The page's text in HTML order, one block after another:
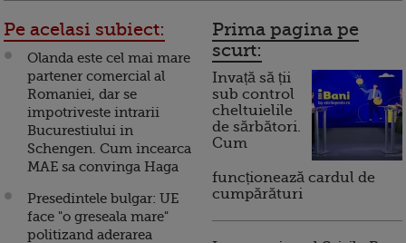
Pe acelasi subiect:
Olanda este cel mai mare
partener comercial al
Romaniei, dar se
impotriveste intrarii
Bucurestiului in
Schengen. Cum incearca
MAE sa convinga Haga
Presedintele bulgar: UE
face "o greseala mare"
politizand aderarea
Prima pagina pe
scurt:
Invață să ții
sub control
cheltuielile
de sărbători.
Cum
funcționează cardul de
cumpărături